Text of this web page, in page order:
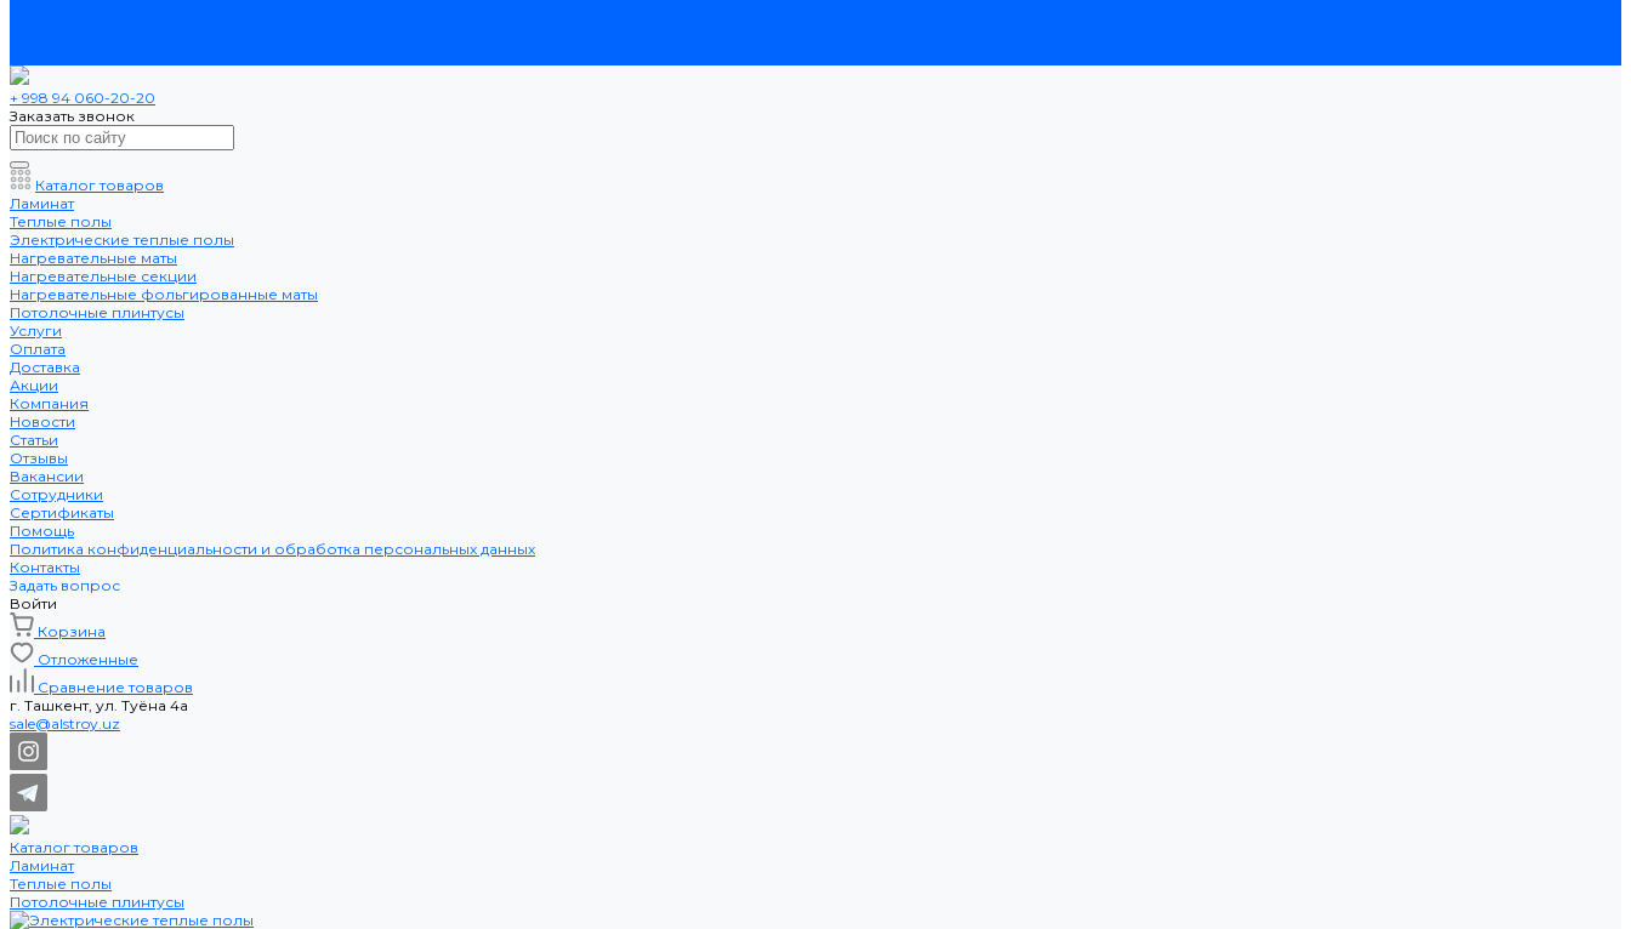
+ 998 94 060-20-20
Заказать звонок
Каталог товаров
Ламинат
Теплые полы
Электрические теплые полы
Нагревательные маты
Нагревательные секции
Нагревательные фольгированные маты
Потолочные плинтусы
Услуги
Оплата
Доставка
Акции
Компания
Новости
Статьи
Отзывы
Вакансии
Сотрудники
Сертификаты
Помощь
Политика конфиденциальности и обработка персональных данных
Контакты
Задать вопрос
Войти
Корзина
Отложенные
Сравнение товаров
г. Ташкент, ул. Туёна 4а
sale@alstroy.uz
Каталог товаров
Ламинат
Теплые полы
Потолочные плинтусы